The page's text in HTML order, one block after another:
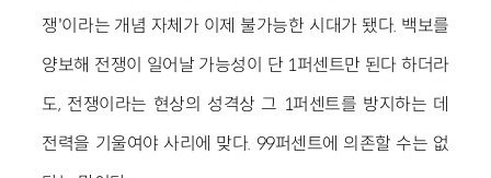
쟁'이라는 개념 자체가 이제 불가능한 시대가 됐다. 백보를
양보해 전쟁이 일어날 가능성이 단 1퍼센트만 된다 하더라
도, 전쟁이라는 현상의 성격상 그 1퍼센트를 방지하는 데
전력을 기울여야 사리에 맞다. 99퍼센트에 의존할 수는 없